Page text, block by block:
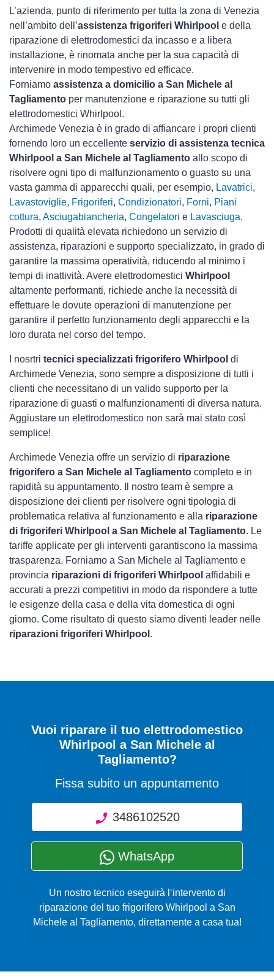
L’azienda, punto di riferimento per tutta la zona di Venezia
nell’ambito dell’assistenza frigoriferi Whirlpool e della
riparazione di elettrodomestici da incasso e a libera
installazione, è rinomata anche per la sua capacità di
intervenire in modo tempestivo ed efficace.
Forniamo assistenza a domicilio a San Michele al
Tagliamento per manutenzione e riparazione su tutti gli
elettrodomestici Whirlpool.
Archimede Venezia è in grado di affiancare i propri clienti
fornendo loro un eccellente servizio di assistenza tecnica
Whirlpool a San Michele al Tagliamento allo scopo di
risolvere ogni tipo di malfunzionamento o guasto su una
vasta gamma di apparecchi quali, per esempio, Lavatrici,
Lavastoviglie, Frigoriferi, Condizionatori, Forni, Piani
cottura, Asciugabiancheria, Congelatori e Lavasciuga.
Prodotti di qualità elevata richiedono un servizio di
assistenza, riparazioni e supporto specializzato, in grado di
garantire la massima operatività, riducendo al minimo i
tempi di inattività. Avere elettrodomestici Whirlpool
altamente performanti, richiede anche la necessità di
effettuare le dovute operazioni di manutenzione per
garantire il perfetto funzionamento degli apparecchi e la
loro durata nel corso del tempo.
I nosrtri tecnici specializzati frigorifero Whirlpool di
Archimede Venezia, sono sempre a disposizione di tutti i
clienti che necessitano di un valido supporto per la
riparazione di guasti o malfunzionamenti di diversa natura.
Aggiustare un elettrodomestico non sarà mai stato così
semplice!
Archimede Venezia offre un servizio di riparazione
frigorifero a San Michele al Tagliamento completo e in
rapidità su appuntamento. Il nostro team è sempre a
disposizione dei clienti per risolvere ogni tipologia di
problematica relativa al funzionamento e alla riparazione
di frigoriferi Whirlpool a San Michele al Tagliamento. Le
tariffe applicate per gli interventi garantiscono la massima
trasparenza. Forniamo a San Michele al Tagliamento e
provincia riparazioni di frigoriferi Whirlpool affidabili e
accurati a prezzi competitivi in modo da rispondere a tutte
le esigenze della casa e della vita domestica di ogni
giorno. Come risultato di questo siamo diventi leader nelle
riparazioni frigoriferi Whirlpool .
Vuoi riparare il tuo elettrodomestico
Whirlpool a San Michele al
Tagliamento?
Fissa subito un appuntamento
3486102520
WhatsApp
Un nostro tecnico eseguirà l‘intervento di
riparazione del tuo frigorifero Whirlpool a San
Michele al Tagliamento, direttamente a casa tua!